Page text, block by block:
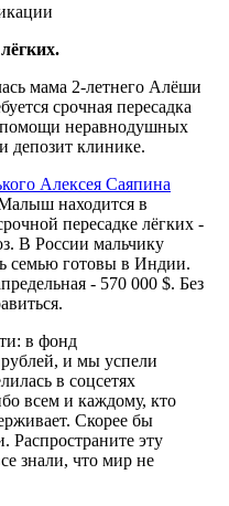
мама 2-летнего Алёши
срочная пересадка
неравнодушных
депозит клинике.
Алексея Саяпина
находится в
пересадке лёгких -
В России мальчику
семью готовы в Индии.
- 570 000 $. Без
в фонд
и мы успели
в соцсетях
всем и каждому, кто
Скорее бы
Распространите эту
знали, что мир не